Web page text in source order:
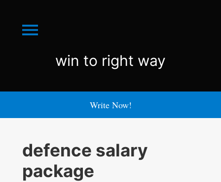
Menu
win
right
win to right way
Write Now!
defence salary
package